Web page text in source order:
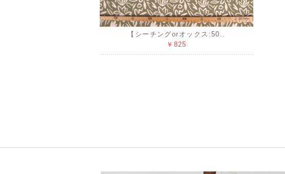
【シーチングorオックス:50..
￥825